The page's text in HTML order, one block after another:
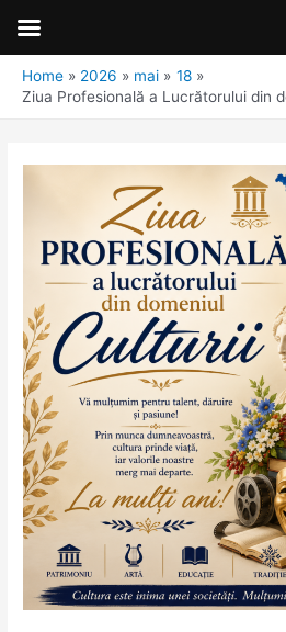
Home 2026 mai
18
Ziua Profesională a Lucrătorului din